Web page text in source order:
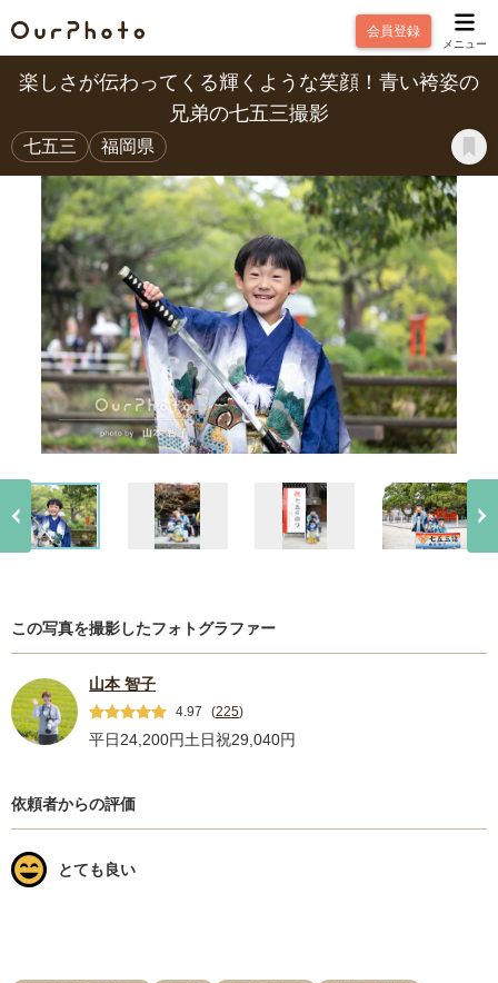
会員登録
メニュー
楽しさが伝わってくる輝くような笑顔！青い袴姿の
兄弟の七五三撮影
七五三 福岡県
この写真を撮影したフォトグラファー
山本 智子
4.97 (225)
平日24,200円土日祝29,040円
依頼者からの評価
とても良い